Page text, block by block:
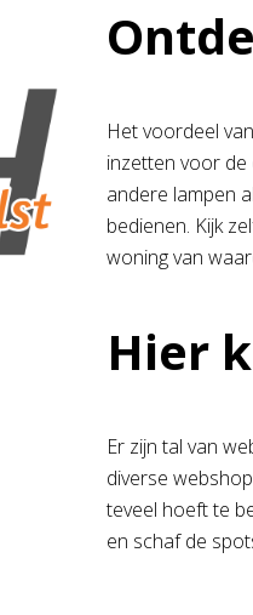
Het voordeel
inzetten voor
andere lampen
bedienen. Kijk
woning van
Hier
Er zijn tal van
diverse
teveel hoeft te
en schaf de